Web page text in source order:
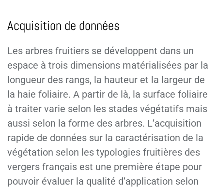
Acquisition de données
Les arbres fruitiers se développent dans un
espace à trois dimensions matérialisées par la
longueur des rangs, la hauteur et la largeur de
la haie foliaire. A partir de là, la surface foliaire
à traiter varie selon les stades végétatifs mais
aussi selon la forme des arbres. L’acquisition
rapide de données sur la caractérisation de la
végétation selon les typologies fruitières des
vergers français est une première étape pour
pouvoir évaluer la qualité d’application selon